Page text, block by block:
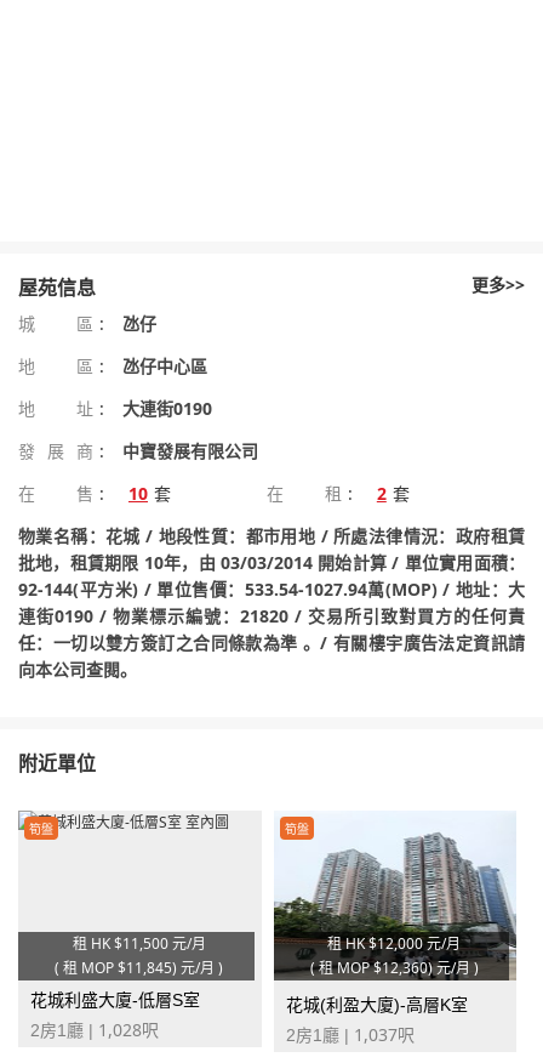
屋苑信息
更多>>
城區 : 氹仔
地區 :
氹仔中心區
地址 :
大連街0190
發展商 :
中寶發展有限公司
在售 : 10 套 在租 : 2 套
物業名稱：花城 / 地段性質：都市用地 / 所處法律情況：政府租賃
批地，租賃期限 10年，由 03/03/2014 開始計算 / 單位實用面積：
92-144(平方米) / 單位售價：533.54-1027.94萬(MOP) / 地址：大
連街0190 / 物業標示編號：21820 / 交易所引致對買方的任何責
任：一切以雙方簽訂之合同條款為準 。/ 有關樓宇廣告法定資訊請
向本公司查閱。
附近單位
筍盤
租 HK$11,500 元/月
(租 MOP$11,845) 元/月 )
花城利盛大廈-低層S室
2房1廳 | 1,028呎
筍盤
租 HK$12,000 元/月
(租 MOP$12,360) 元/月)
花城(利盈大廈)-高層K室
2房1廳 | 1,037呎